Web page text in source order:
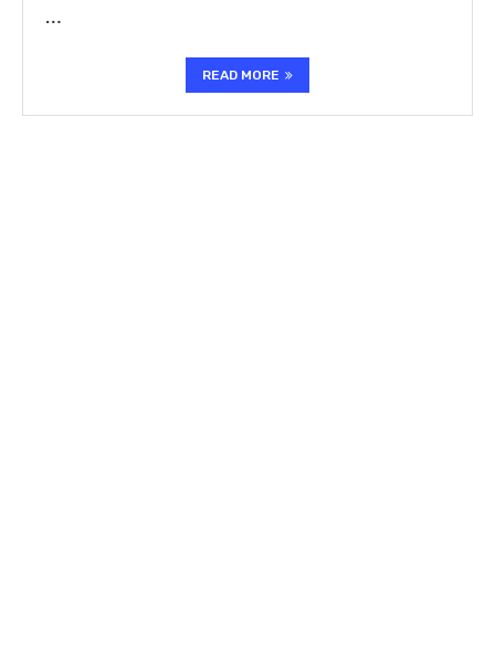
…
READ MORE